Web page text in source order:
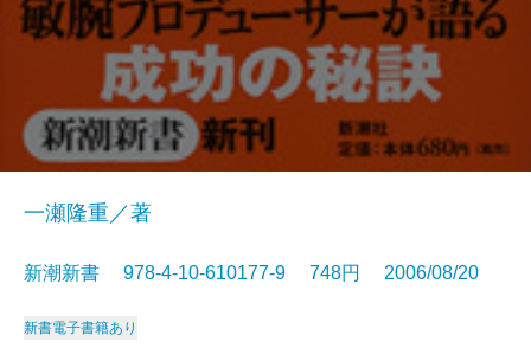
一瀬隆重／著
新潮新書 978-4-10-610177-9 748円 2006/08/20
新書電子書籍あり